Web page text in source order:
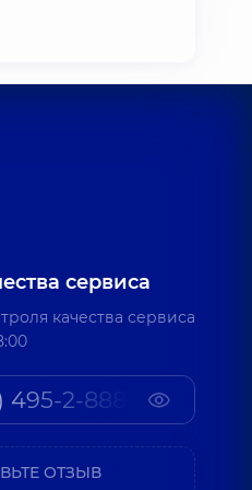
сервиса
качества сервиса
495-2-888
ОТЗЫВ